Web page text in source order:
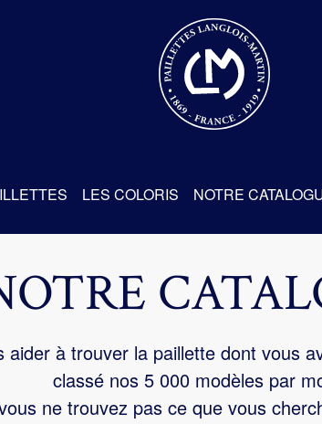
LES COLORIS NOTRE
aider à trouver la paillette dont vous
classé nos 5 000 modèles par
ne trouvez pas ce que vous